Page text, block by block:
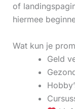
of
hiermee
Wat kun je
Geld